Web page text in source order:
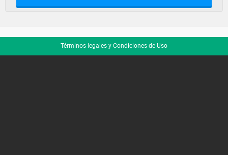
Términos legales y Condiciones de Uso